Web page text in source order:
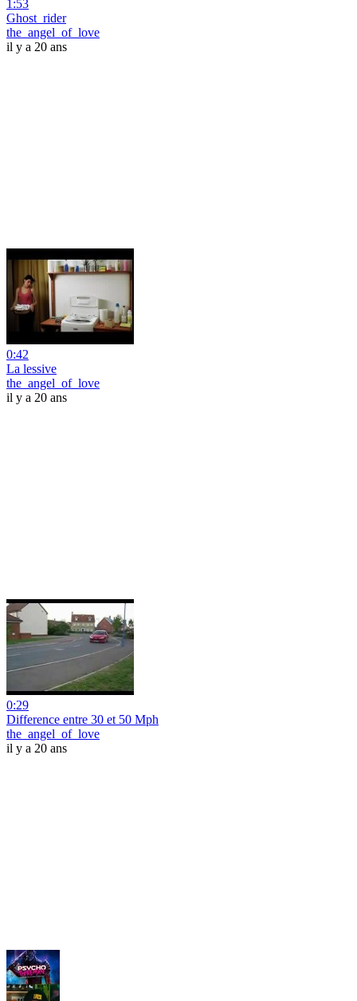
1:53
Ghost_rider
the_angel_of_love
il y a 20 ans
0:42
La lessive
the_angel_of_love
il y a 20 ans
0:29
Difference entre 30 et 50 Mph
the_angel_of_love
il y a 20 ans